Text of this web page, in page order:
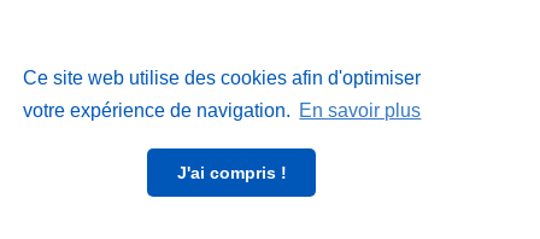
Ce site web utilise des cookies afin d'optimiser
votre expérience de navigation. En savoir plus
J'ai compris !